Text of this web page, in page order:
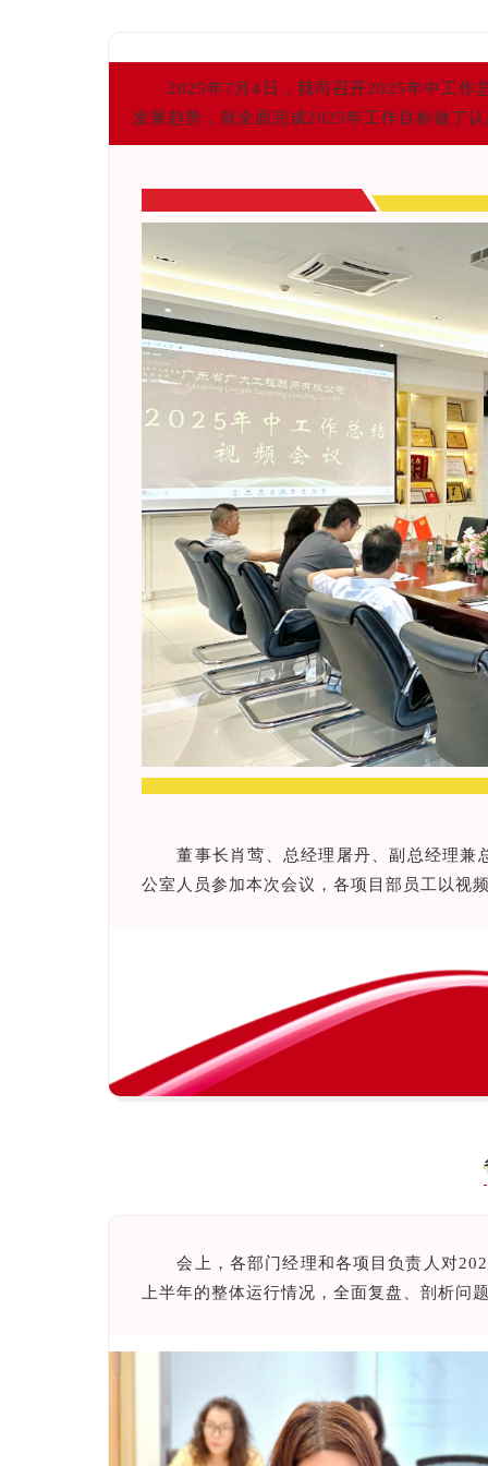
2025年7月4日，我司召开2025年中工作
发展趋势，就全面完成2025年工作目标做了
董事长肖莺、总经理屠丹、副总经理兼
公室人员参加本次会议，各项目部员工以视
会上，各部门经理和各项目负责人对
上半年的整体运行情况，全面复盘、剖析问